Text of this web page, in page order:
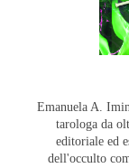
Emanuela A.
tarologa da
editoriale ed
dell'occulto